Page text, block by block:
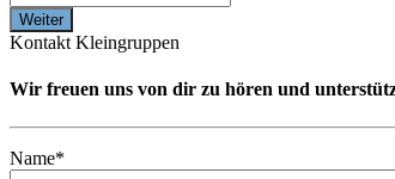
Kontakt Kleingruppen
Wir freuen uns von dir zu hören und
Name*